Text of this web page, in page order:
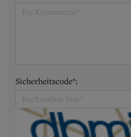
Sicherheitscode*: